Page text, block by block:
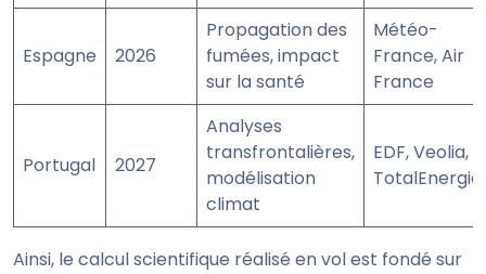
Espagne 2026
Propagation des
fumées, impact
sur la santé
Météo-
France, Air
France
Portugal 2027
Analyses
transfrontalières,
modélisation
climat
EDF, Veolia,
Ainsi, le calcul scientifique réalisé en vol est fondé sur